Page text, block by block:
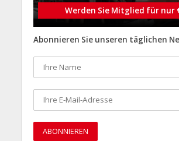
Werden Sie Mitglied für nur
Abonnieren Sie unseren täglichen